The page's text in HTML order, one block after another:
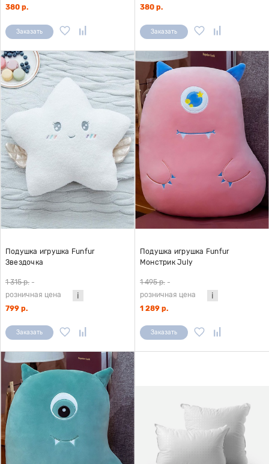
380 р.
Заказать
380 р.
Заказать
Подушка игрушка Funfur
Звездочка
1 315 р. -
розничная цена
799 р.
Заказать
Подушка игрушка Funfur
Монстрик July
1 495 р. -
розничная цена
1 289 р.
Заказать